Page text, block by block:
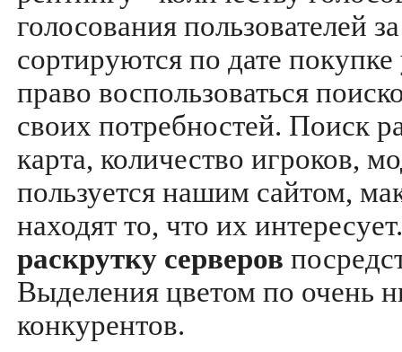
голосования пользователей
сортируются по дате
право воспользоваться
своих потребностей. Поиск
карта, количество игроков,
пользуется нашим сайтом,
находят то, что их
раскрутку серверов
Выделения цветом по очень
конкурентов.